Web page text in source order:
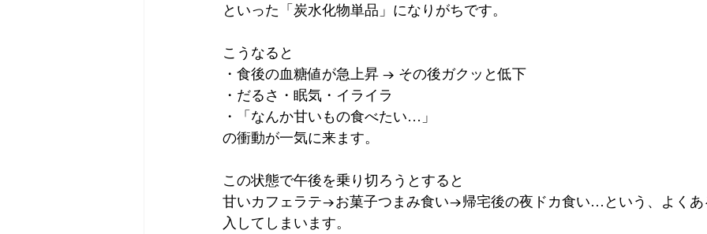
といった「炭水化物単品」になりがちです。
こうなると
・食後の血糖値が急上昇 → その後ガクッと低下
・だるさ・眠気・イライラ
・「なんか甘いもの食べたい…」
の衝動が一気に来ます。
この状態で午後を乗り切ろうとすると
甘いカフェラテ→お菓子つまみ食い→帰宅後の夜ドカ食い…という、よくあ
入してしまいます。